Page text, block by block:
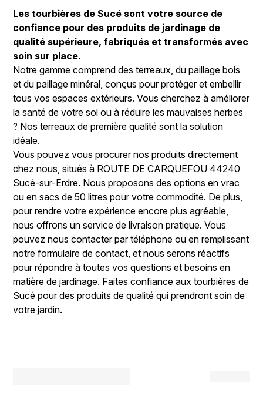
Les tourbières de Sucé sont votre source de
confiance pour des produits de jardinage de
qualité supérieure, fabriqués et transformés avec
soin sur place.
Notre gamme comprend des terreaux, du paillage bois
et du paillage minéral, conçus pour protéger et embellir
tous vos espaces extérieurs. Vous cherchez à améliorer
la santé de votre sol ou à réduire les mauvaises herbes
? Nos terreaux de première qualité sont la solution
idéale.
Vous pouvez vous procurer nos produits directement
chez nous, situés à ROUTE DE CARQUEFOU 44240
Sucé-sur-Erdre. Nous proposons des options en vrac
ou en sacs de 50 litres pour votre commodité. De plus,
pour rendre votre expérience encore plus agréable,
nous offrons un service de livraison pratique. Vous
pouvez nous contacter par téléphone ou en remplissant
notre formulaire de contact, et nous serons réactifs
pour répondre à toutes vos questions et besoins en
matière de jardinage. Faites confiance aux tourbières de
Sucé pour des produits de qualité qui prendront soin de
votre jardin.